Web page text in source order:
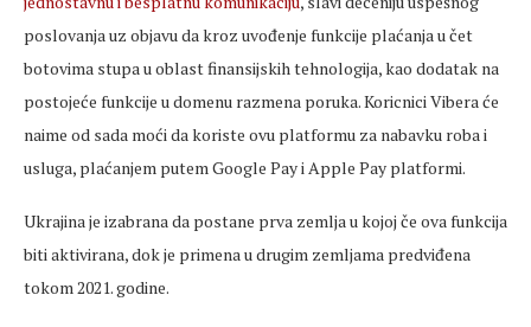
poslovanja uz objavu da kroz uvođenje funkcije plaćanja u čet
botovima stupa u oblast finansijskih tehnologija, kao dodatak na
postojeće funkcije u domenu razmena poruka. Koricnici Vibera će
naime od sada moći da koriste ovu platformu za nabavku roba i
usluga, plaćanjem putem Google Pay i Apple Pay platformi.
Ukrajina je izabrana da postane prva zemlja u kojoj če ova funkcija
biti aktivirana, dok je primena u drugim zemljama predviđena
tokom 2021. godine.